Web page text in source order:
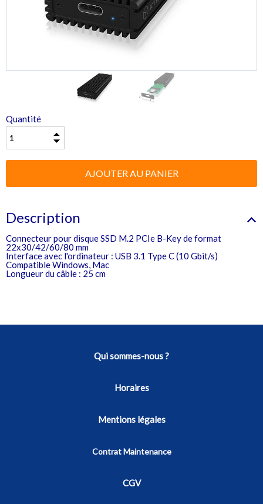
Quantité
Description
Connecteur pour disque SSD M.2 PCIe B-Key de format
22x30/42/60/80 mm
Interface avec l'ordinateur : USB 3.1 Type C (10 Gbit/s)
Compatible Windows, Mac
Longueur du câble : 25 cm
Qui sommes-nous ?
Horaires
Mentions légales
Contrat Maintenance
CGV